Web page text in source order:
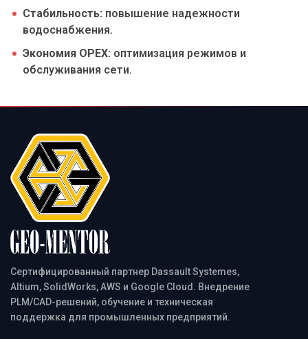
Стабильность: повышение надежности
водоснабжения.
Экономия OPEX: оптимизация режимов и
обслуживания сети.
Сертифицированный партнер Dassault Systemes,
Altium, SolidWorks, AWS и Google Cloud. Внедрение
PLM/CAD-решений, обучение и техническая
поддержка для промышленных предприятий.